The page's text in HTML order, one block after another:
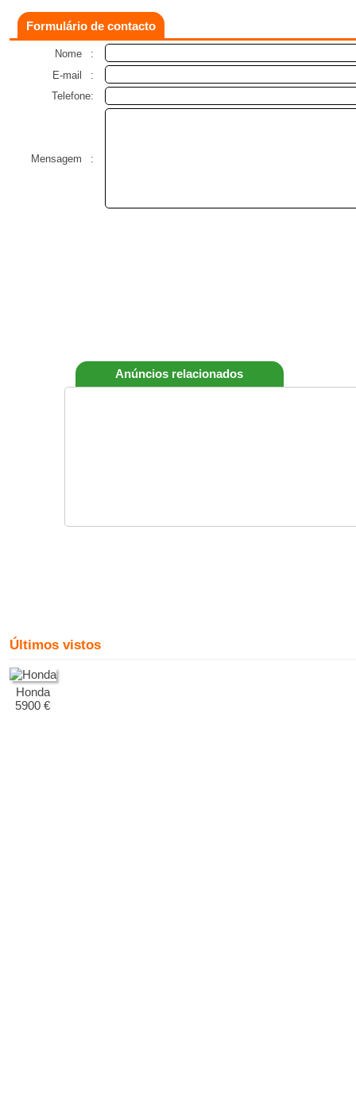
Formulário de contacto
Nome
:
E-mail
:
Telefone:
Mensagem :
Anúncios relacionados
Últimos vistos
Honda
5900 €